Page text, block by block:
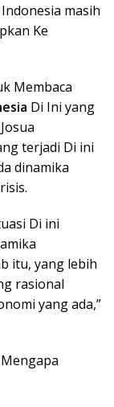
masih
Ke
Membaca
Di Ini yang
terjadi Di ini
dinamika
Di ini
itu, yang lebih
rasional
yang ada,”